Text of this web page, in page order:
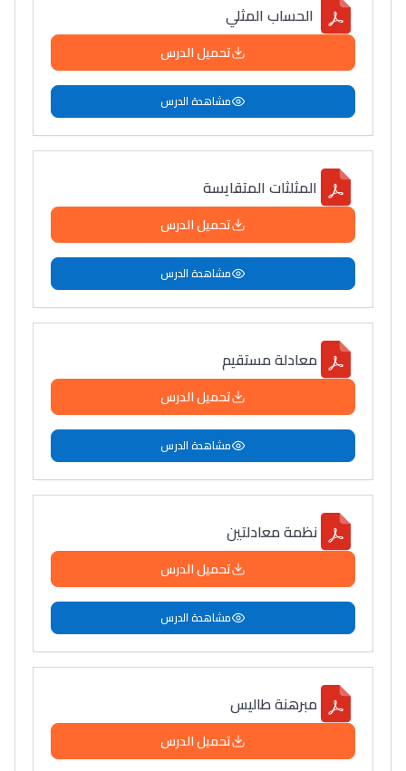
الحساب المثلي
تحميل الدرس
مشاهدة الدرس
المثلثات المتقايسة
تحميل الدرس
مشاهدة الدرس
معادلة مستقيم
تحميل الدرس
مشاهدة الدرس
نظمة معادلتين
تحميل الدرس
مشاهدة الدرس
مبرهنة طاليس
تحميل الدرس